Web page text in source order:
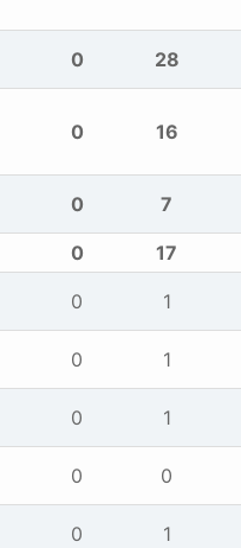
0 28
0 16
0 7
0
17
0
1
0
1
0
1
0
0
0 1